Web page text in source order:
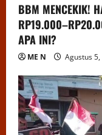
BBM MENCEKIK!
APA INI?
ME N Agustus